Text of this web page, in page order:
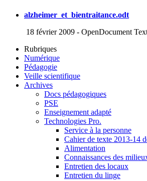
alzheimer_et_bientraitance.odt
18 février 2009 - OpenDocument
Rubriques
Numérique
Pédagogie
Veille scientifique
Archives
Docs pédagogiques
PSE
Enseignement adapté
Technologies Pro.
Service à la personne
Cahier de texte 2013-14
Alimentation
Connaissances des
Entretien des locaux
Entretien du linge